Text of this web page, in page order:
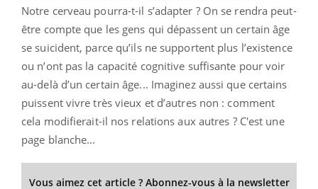
Notre cerveau pourra-t-il s’adapter ? On se rendra peut-
être compte que les gens qui dépassent un certain âge
se suicident, parce qu’ils ne supportent plus l’existence
ou n’ont pas la capacité cognitive suffisante pour voir
au-delà d’un certain âge... Imaginez aussi que certains
puissent vivre très vieux et d’autres non : comment
cela modifierait-il nos relations aux autres ? C'est une
page blanche...
Vous aimez cet article ? Abonnez-vous à la newsletter